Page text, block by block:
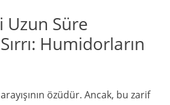
Uzun Süre
Humidorların
özüdür. Ancak, bu zarif